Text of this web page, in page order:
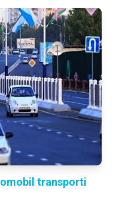
transporti